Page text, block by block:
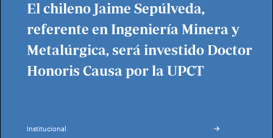
El chileno Jaime Sepúlveda,
referente en Ingeniería Minera y
Metalúrgica, será investido Doctor
Honoris Causa por la UPCT
Institucional